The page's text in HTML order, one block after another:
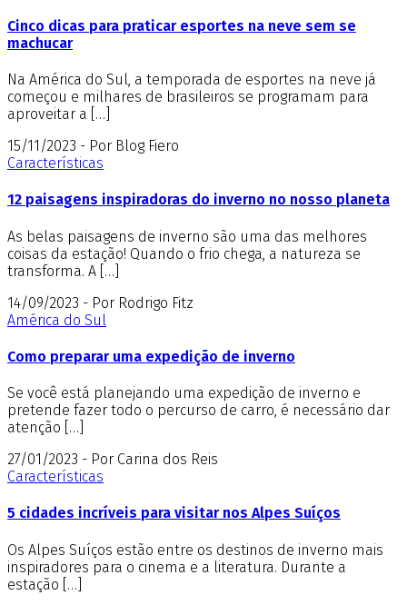
Cinco dicas para praticar esportes na neve sem se
machucar
Na América do Sul, a temporada de esportes na neve já
começou e milhares de brasileiros se programam para
aproveitar a […]
15/11/2023 - Por Blog Fiero
Características
12 paisagens inspiradoras do inverno no nosso planeta
As belas paisagens de inverno são uma das melhores
coisas da estação! Quando o frio chega, a natureza se
transforma. A […]
14/09/2023 - Por Rodrigo Fitz
América do Sul
Como preparar uma expedição de inverno
Se você está planejando uma expedição de inverno e
pretende fazer todo o percurso de carro, é necessário dar
atenção […]
27/01/2023 - Por Carina dos Reis
Características
5 cidades incríveis para visitar nos Alpes Suíços
Os Alpes Suíços estão entre os destinos de inverno mais
inspiradores para o cinema e a literatura. Durante a
estação […]